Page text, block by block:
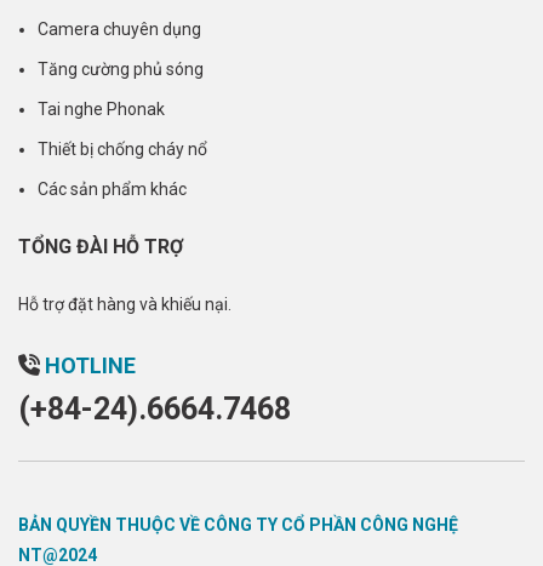
Camera chuyên dụng
Tăng cường phủ sóng
Tai nghe Phonak
Thiết bị chống cháy nổ
Các sản phẩm khác
TỔNG ĐÀI HỖ TRỢ
Hỗ trợ đặt hàng và khiếu nại.
HOTLINE
(+84-24).6664.7468
BẢN QUYỀN THUỘC VỀ CÔNG TY CỔ PHẦN CÔNG NGHỆ
NT@2024